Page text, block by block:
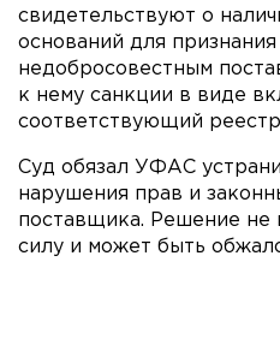
свидетельствуют о
оснований для
недобросовестным
к нему санкции в виде
соответствующий
Суд обязал УФАС
нарушения прав и
поставщика. Решение не
силу и может быть